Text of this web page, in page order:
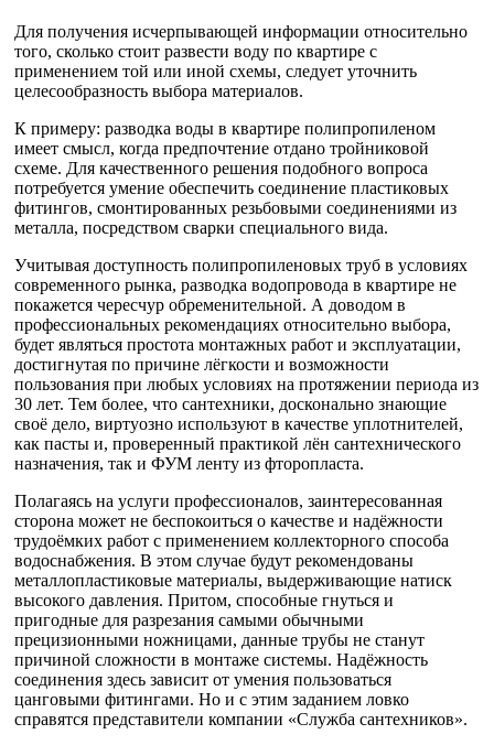
Для получения исчерпывающей информации относительно
того, сколько стоит развести воду по квартире с
применением той или иной схемы, следует уточнить
целесообразность выбора материалов.
К примеру: разводка воды в квартире полипропиленом
имеет смысл, когда предпочтение отдано тройниковой
схеме. Для качественного решения подобного вопроса
потребуется умение обеспечить соединение пластиковых
фитингов, смонтированных резьбовыми соединениями из
металла, посредством сварки специального вида.
Учитывая доступность полипропиленовых труб в условиях
современного рынка, разводка водопровода в квартире не
покажется чересчур обременительной. А доводом в
профессиональных рекомендациях относительно выбора,
будет являться простота монтажных работ и эксплуатации,
достигнутая по причине лёгкости и возможности
пользования при любых условиях на протяжении периода из
30 лет. Тем более, что сантехники, досконально знающие
своё дело, виртуозно используют в качестве уплотнителей,
как пасты и, проверенный практикой лён сантехнического
назначения, так и ФУМ ленту из фторопласта.
Полагаясь на услуги профессионалов, заинтересованная
сторона может не беспокоиться о качестве и надёжности
трудоёмких работ с применением коллекторного способа
водоснабжения. В этом случае будут рекомендованы
металлопластиковые материалы, выдерживающие натиск
высокого давления. Притом, способные гнуться и
пригодные для разрезания самыми обычными
прецизионными ножницами, данные трубы не станут
причиной сложности в монтаже системы. Надёжность
соединения здесь зависит от умения пользоваться
цанговыми фитингами. Но и с этим заданием ловко
справятся представители компании «Служба сантехников».